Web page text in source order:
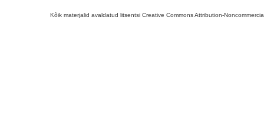
Kõik materjalid avaldatud litsentsi Creative Commons Attribution-